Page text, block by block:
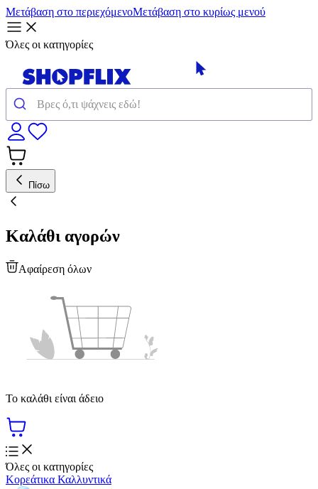
Μετάβαση στο περιεχόμενοΜετάβαση στο κυρίως μενού
Όλες οι κατηγορίες
Πίσω
Καλάθι αγορών
Αφαίρεση όλων
Το καλάθι είναι άδειο
Όλες οι κατηγορίες
Κορεάτικα Καλλυντικά